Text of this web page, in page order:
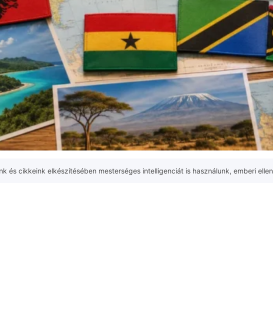
és cikkeink elkészítésében mesterséges intelligenciát is használunk, emberi